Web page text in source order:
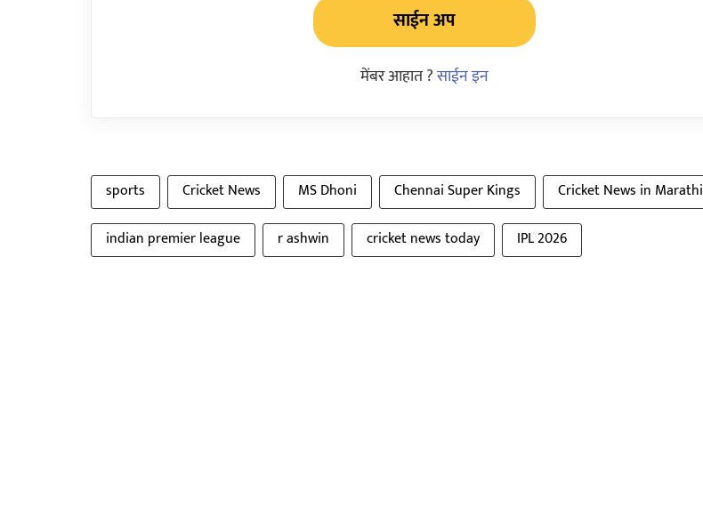
साईन अप
मेंबर आहात ?साईन इन
sports Cricket News MS Dhoni Chennai Super Kings
Cricket News in Marathi
indian premier league
r ashwin cricket news today IPL 2026